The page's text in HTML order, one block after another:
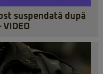
suspendată după